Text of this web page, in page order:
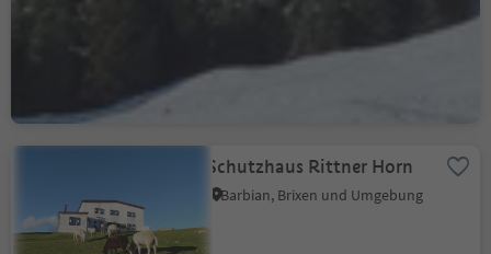
Schutzhütte Klausner
Schutzhaus Rittner Horn
Barbian, Brixen und Umgebung